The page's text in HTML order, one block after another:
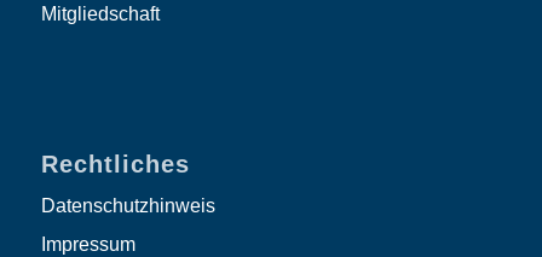
Mitgliedschaft
Rechtliches
Datenschutzhinweis
Impressum